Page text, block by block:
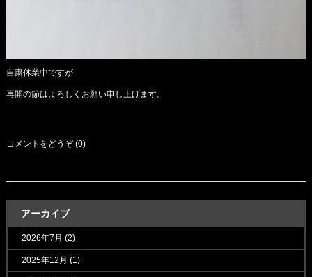
自粛休業中ですが
再開の節はよろしくお願い申し上げます。
コメントをどうぞ (0)
アーカイブ
2026年7月 (2)
2025年12月 (1)